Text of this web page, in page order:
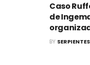
Caso
de
BY